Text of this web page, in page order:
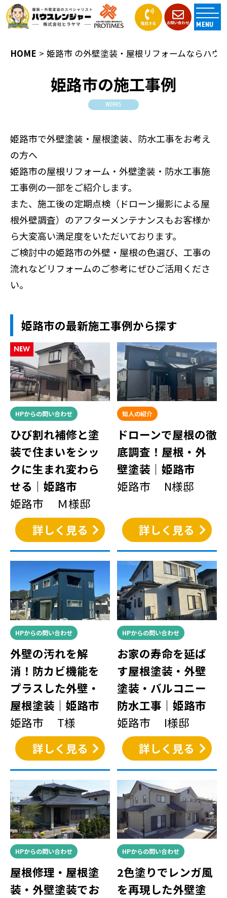
MENU
HOME 姫路市 の外壁塗装・屋根リフォームならハウ
姫路市の施工事例
WORKS
姫路市で外壁塗装・屋根塗装、防水工事をお考え
の方へ
姫路市の屋根リフォーム・外壁塗装・防水工事施
工事例の一部をご紹介します。
また、施工後の定期点検（ドローン撮影による屋
根外壁調査）のアフターメンテナンスもお客様か
ら大変高い満足度をいただいております。
ご検討中の姫路市の外壁・屋根の色選び、工事の
流れなどリフォームのご参考にぜひご活用くださ
い。
姫路市の最新施工事例から探す
NEW
HPからの問い合わせ
ひび割れ補修と塗
装で住まいをシッ
クに生まれ変わら
せる｜姫路市
姫路市 Ｍ様邸
詳しく見る
知人の紹介
ドローンで屋根の徹
底調査！屋根・外
壁塗装｜姫路市
姫路市 N様邸
詳しく見る
HPからの問い合わせ
外壁の汚れを解
消！防カビ機能を
プラスした外壁・
屋根塗装｜姫路市
姫路市 T様
詳しく見る
HPからの問い合わせ
お家の寿命を延ば
す屋根塗装・外壁
塗装・バルコニー
防水工事｜姫路市
姫路市 I様邸
詳しく見る
HPからの問い合わせ
屋根修理・屋根塗
装・外壁塗装でお
HPからの問い合わせ
2色塗りでレンガ風
を再現した外壁塗